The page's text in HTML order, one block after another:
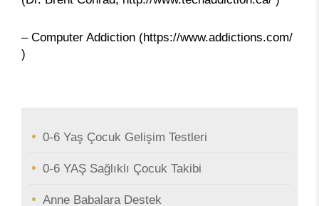
– Computer Addiction (https://www.addictions.com/
)
0-6 Yaş Çocuk Gelişim Testleri
0-6 YAŞ Sağlıklı Çocuk Takibi
Anne Babalara Destek